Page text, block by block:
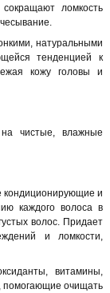
ломкость
натуральными
тенденцией к
кожу головы и
на чистые, влажные
кондиционирующие и
каждого волоса в
волос. Придает
и ломкости,
витамины,
помогающие очищать